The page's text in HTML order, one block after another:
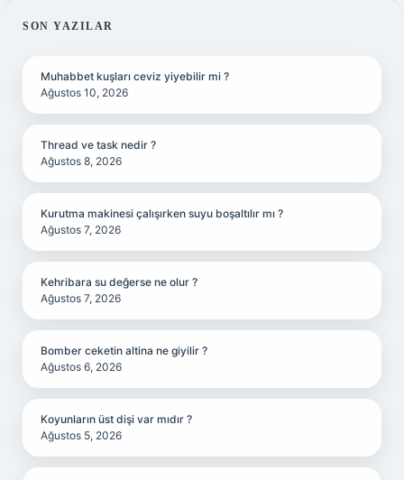
SIDEBAR
SON YAZILAR
Muhabbet kuşları ceviz yiyebilir mi ?
Ağustos 10, 2026
Thread ve task nedir ?
Ağustos 8, 2026
Kurutma makinesi çalışırken suyu boşaltılır mı ?
Ağustos 7, 2026
Kehribara su değerse ne olur ?
Ağustos 7, 2026
Bomber ceketin altina ne giyilir ?
Ağustos 6, 2026
Koyunların üst dişi var mıdır ?
Ağustos 5, 2026